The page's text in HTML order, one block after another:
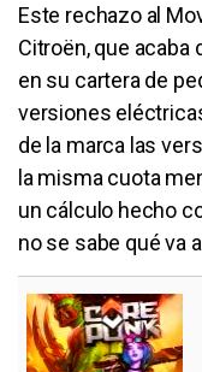
Este rechazo al
Citroën, que acaba
en su cartera de
versiones
de la marca las
la misma cuota
un cálculo hecho
no se sabe qué va